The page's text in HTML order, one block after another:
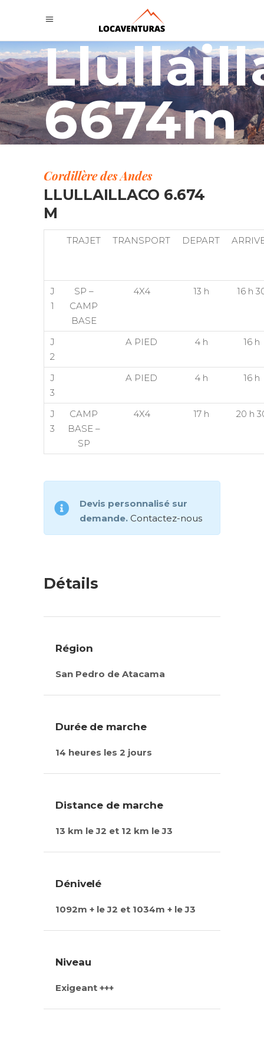
6674m
Cordillère des Andes
LLULLAILLACO 6.674
M
TRAJET TRANSPORT DEPART
J
1
SP –
CAMP
BASE
4X4 13 h 16 h
J
2
A PIED 4 h 16 h
J
3
A PIED 4 h 16 h
J
3
CAMP
BASE –
SP
4X4 17 h 20 h
Devis personnalisé sur
demande. Contactez-nous
Détails
Région
San Pedro de Atacama
Durée de marche
14 heures les 2 jours
Distance de marche
13 km le J2 et 12 km le J3
Dénivelé
1092m + le J2 et 1034m + le J3
Niveau
Exigeant +++